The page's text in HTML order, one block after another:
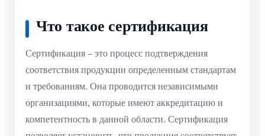
Что такое сертификация
Сертификация – это процесс подтверждения
соответствия продукции определенным стандартам
и требованиям. Она проводится независимыми
организациями, которые имеют аккредитацию и
компетентность в данной области. Сертификация